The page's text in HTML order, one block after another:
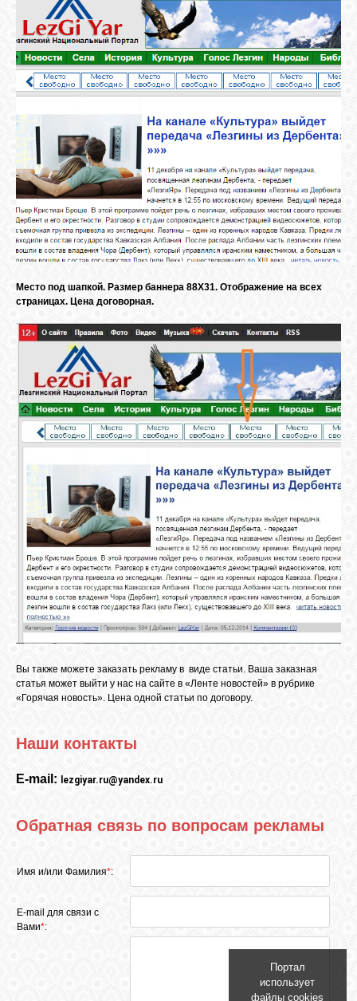
ВОПРОСЫ /
ОТВЕТЫ
КОНТАКТЫ
ВХОД
VK
GOOGLE+
FACEBOOK
Место под шапкой. Размер баннера 88Х31. Отображение на всех
страницах. Цена договорная.
Вы также можете заказать рекламу в виде статьи. Ваша заказная
статья может выйти у нас на сайте в «Ленте новостей» в рубрике
«Горячая новость». Цена одной статьи по договору.
Наши контакты
E-mail: lezgiyar.ru@yandex.ru
Обратная связь по вопросам рекламы
Имя и/или Фамилия*:
E-mail для связи с
Вами*:
Портал
использует
файлы cookies